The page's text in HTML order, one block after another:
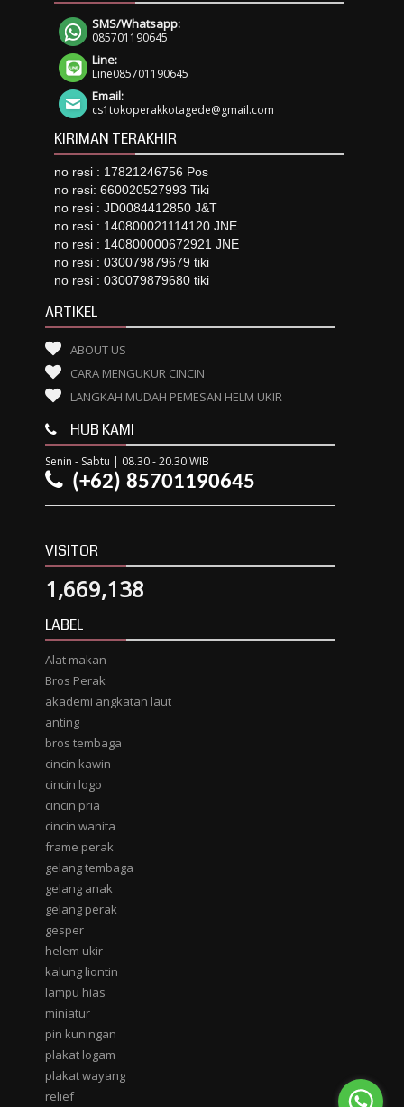
SMS/Whatsapp:
085701190645
Line:
Line085701190645
Email:
cs1tokoperakkotagede@gmail.com
KIRIMAN TERAKHIR
no resi : 17821246756 Pos
no resi: 660020527993 Tiki
no resi : JD0084412850 J&T
no resi : 140800021114120 JNE
no resi : 140800000672921 JNE
no resi : 030079879679 tiki
no resi : 030079879680 tiki
ARTIKEL
ABOUT US
CARA MENGUKUR CINCIN
LANGKAH MUDAH PEMESAN HELM UKIR
HUB KAMI
Senin - Sabtu | 08.30 - 20.30 WIB
(+62) 85701190645
VISITOR
1,669,138
LABEL
Alat makan
Bros Perak
akademi angkatan laut
anting
bros tembaga
cincin kawin
cincin logo
cincin pria
cincin wanita
frame perak
gelang tembaga
gelang anak
gelang perak
gesper
helem ukir
kalung liontin
lampu hias
miniatur
pin kuningan
plakat logam
plakat wayang
relief